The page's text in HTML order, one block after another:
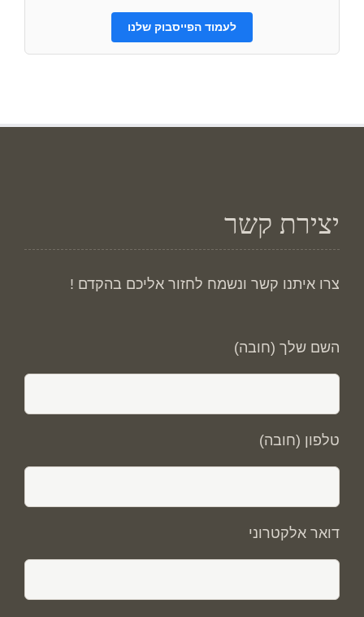
לעמוד הפייסבוק שלנו
יצירת קשר
צרו איתנו קשר ונשמח לחזור אליכם בהקדם !
השם שלך (חובה)
טלפון (חובה)
דואר אלקטרוני